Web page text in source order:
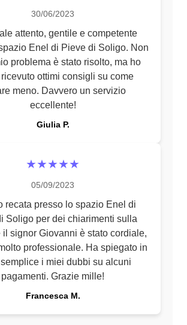
30/06/2023
attento, gentile e competente
Enel di Pieve di Soligo. Non
problema è stato risolto, ma ho
ottimi consigli su come
meno. Davvero un servizio
eccellente!
Giulia P.
★★★★★
05/09/2023
recata presso lo spazio Enel di
Soligo per dei chiarimenti sulla
il signor Giovanni è stato cordiale,
professionale. Ha spiegato in
i miei dubbi su alcuni
pagamenti. Grazie mille!
Francesca M.